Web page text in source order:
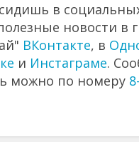
в
новости в
ВКонтакте, в
и Инстаграме.
можно по номеру